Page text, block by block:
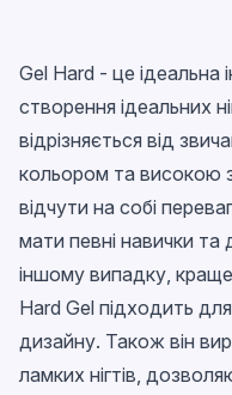
Gel Hard - це ідеальна
створення ідеальних
відрізняється від
кольором та високою
відчути на собі
мати певні навички та
іншому випадку,
Hard Gel підходить
дизайну. Також він
ламких нігтів,